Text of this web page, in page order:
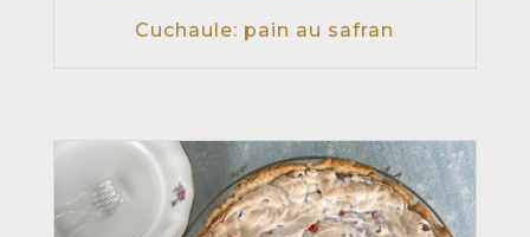
Cuchaule: pain au safran